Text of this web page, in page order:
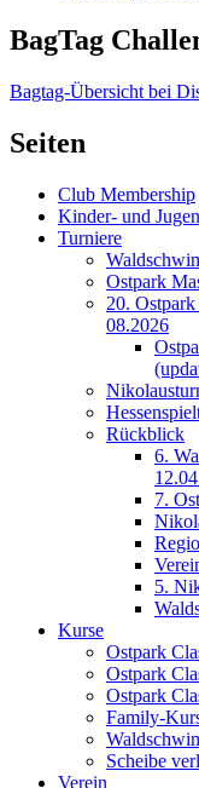
BagTag
Bagtag-Übersicht bei
Seiten
Club Membership
Kinder- und
Turniere
Ostpark
20.
08.2026
Rückblick
6.
7.
5.
Kurse
Ostpark
Ostpark
Ostpark
Family-
Scheibe
Verein